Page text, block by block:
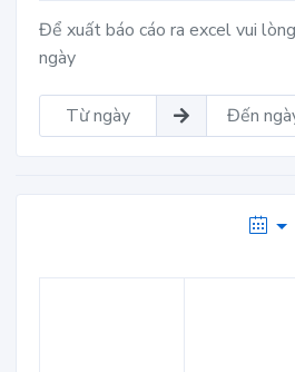
Để xuất báo cáo ra excel vui
ngày